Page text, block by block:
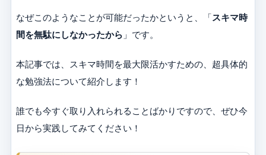
なぜこのようなことが可能だったかというと、「スキマ時
間を無駄にしなかったから 」です。
本記事では、スキマ時間を最大限活かすための、超具体的
な勉強法について紹介します！
誰でも今すぐ取り入れられることばかりですので、ぜひ今
日から実践してみてください！